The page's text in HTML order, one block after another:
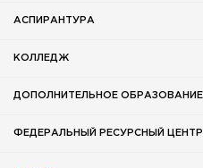
АСПИРАНТУРА
КОЛЛЕДЖ
ДОПОЛНИТЕЛЬНОЕ ОБРАЗОВАНИЕ
ФЕДЕРАЛЬНЫЙ РЕСУРСНЫЙ ЦЕНТР